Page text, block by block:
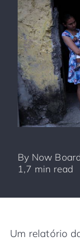
By Now
1,7 min read
Um relatório